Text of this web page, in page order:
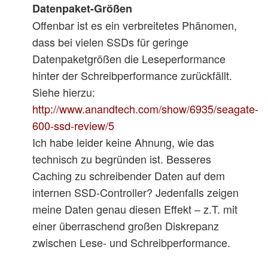
Datenpaket-Größen
Offenbar ist es ein verbreitetes Phänomen,
dass bei vielen SSDs für geringe
Datenpaketgrößen die Leseperformance
hinter der Schreibperformance zurückfällt.
Siehe hierzu:
http://www.anandtech.com/show/6935/seagate-
600-ssd-review/5
Ich habe leider keine Ahnung, wie das
technisch zu begründen ist. Besseres
Caching zu schreibender Daten auf dem
internen SSD-Controller? Jedenfalls zeigen
meine Daten genau diesen Effekt – z.T. mit
einer überraschend großen Diskrepanz
zwischen Lese- und Schreibperformance.